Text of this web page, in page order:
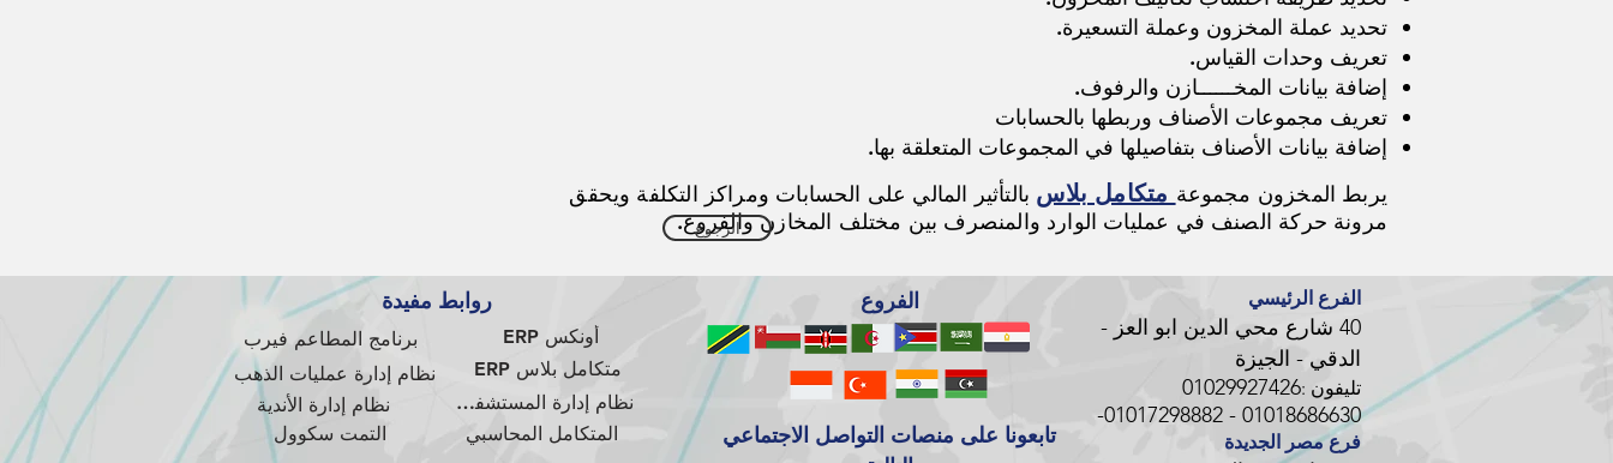
تحديد عملة المخزون وعملة التسعيرة.
تعريف وحدات القياس.
إضافة بيانات المخــــــازن والرفوف.
تعريف مجموعات الأصناف وربطها بالحسابات
إضافة بيانات الأصناف بتفاصيلها في المجموعات المتعلقة بها.
يربط المخزون مجموعة متكامل بلاس بالتأثير المالي على الحسابات ومراكز التكلفة ويحقق
مرونة حركة الصنف في عمليات الوارد والمنصرف بين مختلف المخازن والفروع.
الرجوع
روابط مفيدة
برنامج المطاعم فيرب
أونكس ERP
نظام إدارة عمليات الذهب
نظام إدارة الأندية
التمت سكوول
متكامل بلاس ERP
نظام إدارة المستشفيات
المتكامل المحاسبي
الفروع
تابعونا على منصات التواصل الاجتماعي
الفرع الرئيسي
40 شارع محي الدين ابو العز -
الدقي - الجيزة
تليفون :01029927426
01018686630 - 01017298882-
فرع مصر الجديدة